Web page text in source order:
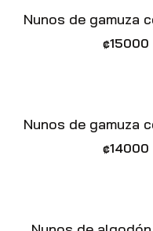
Nunos de gamuza
₡15000
Nunos de gamuza
₡14000